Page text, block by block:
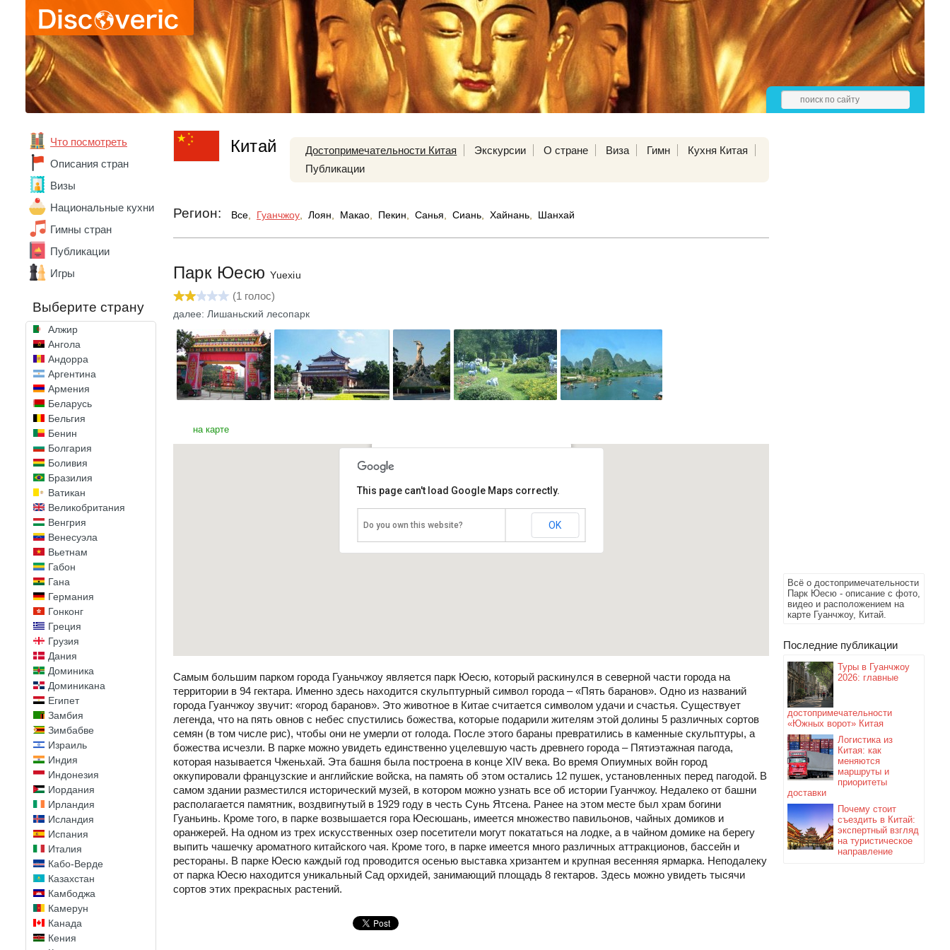
Что посмотреть
Описания стран
Визы
Национальные кухни
Гимны стран
Публикации
Игры
Выберите страну
Абхазия
Австрия
Азербайджан
Алжир
Ангола
Андорра
Аргентина
Армения
Беларусь
Бельгия
Бенин
Болгария
Боливия
Бразилия
Ватикан
Великобритания
Венгрия
Венесуэла
Вьетнам
Габон
Гана
Германия
Гонконг
Греция
Грузия
Дания
Доминика
Доминикана
Египет
Замбия
Зимбабве
Израиль
Индия
Индонезия
Иордания
Ирландия
Исландия
Испания
Италия
Кабо-Верде
Казахстан
Камбоджа
Камерун
Канада
Кения
Всё о достопримечательности
Парк Юесю - описание с фото,
видео и расположением на
карте Гуанчжоу, Китай.
Последние публикации
Туры в Гуанчжоу
2026: главные
достопримечательности
«Южных ворот» Китая
Логистика из
Китая: как
меняются
маршруты и
приоритеты
доставки
Почему стоит
съездить в Китай:
экспертный взгляд
на туристическое
направление
Китай Достопримечательности Китая Экскурсии О стране Виза Гимн
Кухня Китая
Публикации
Регион: Все Гуанчжоу Лоян Макао Пекин Санья Сиань Хайнань Шанхай
Парк ЮесюYuexiu
(1 голос)
далее: Лишаньский лесопарк
на карте
Китай, Гуанчжоу
This page can't load Google Maps correctly.
Do you own this website? OK
Самым большим парком города Гуаньчжоу является парк Юесю, который раскинулся в северной части города на
территории в 94 гектара. Именно здесь находится скульптурный символ города – «Пять баранов». Одно из названий
города Гуанчжоу звучит: «город баранов». Это животное в Китае считается символом удачи и счастья. Существует
легенда, что на пять овнов с небес спустились божества, которые подарили жителям этой долины 5 различных сортов
семян (в том числе рис), чтобы они не умерли от голода. После этого бараны превратились в каменные скульптуры, а
божества исчезли. В парке можно увидеть единственно уцелевшую часть древнего города – Пятиэтажная пагода,
которая называется Чженьхай. Эта башня была построена в конце XIV века. Во время Опиумных войн город
оккупировали французские и английские войска, на память об этом остались 12 пушек, установленных перед пагодой. В
самом здании разместился исторический музей, в котором можно узнать все об истории Гуанчжоу. Недалеко от башни
располагается памятник, воздвигнутый в 1929 году в честь Сунь Ятсена. Ранее на этом месте был храм богини
Гуаньинь. Кроме того, в парке возвышается гора Юесюшань, имеется множество павильонов, чайных домиков и
оранжерей. На одном из трех искусственных озер посетители могут покататься на лодке, а в чайном домике на берегу
выпить чашечку ароматного китайского чая. Кроме того, в парке имеется много различных аттракционов, бассейн и
рестораны. В парке Юесю каждый год проводится осенью выставка хризантем и крупная весенняя ярмарка. Неподалеку
от парка Юесю находится уникальный Сад орхидей, занимающий площадь 8 гектаров. Здесь можно увидеть тысячи
сортов этих прекрасных растений.